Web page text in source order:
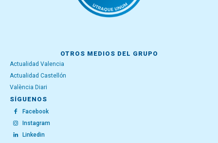
OTROS MEDIOS DEL GRUPO
Actualidad Valencia
Actualidad Castellón
València Diari
SÍGUENOS
Facebook
Instagram
Linkedin